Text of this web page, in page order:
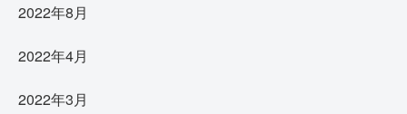
2022年8月
2022年4月
2022年3月